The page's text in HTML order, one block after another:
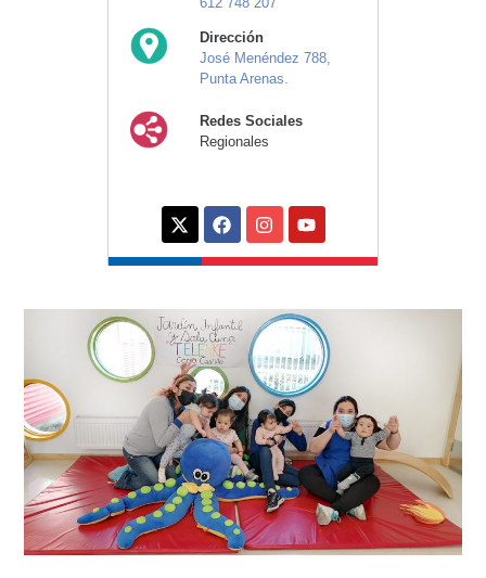
Dirección
José Menéndez 788,
Punta Arenas.
Redes Sociales
Regionales